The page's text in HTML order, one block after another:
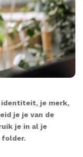
je merk,
je je van de
je in al je
folder.